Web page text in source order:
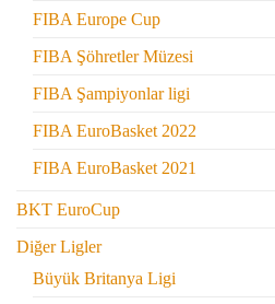
FIBA Europe Cup
FIBA Şöhretler Müzesi
FIBA Şampiyonlar ligi
FIBA EuroBasket 2022
FIBA EuroBasket 2021
BKT EuroCup
Diğer Ligler
Büyük Britanya Ligi